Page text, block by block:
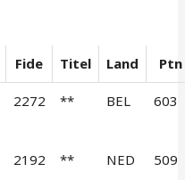
Fide Titel Land Ptn
2272 ** BEL 603
2192 ** NED 509